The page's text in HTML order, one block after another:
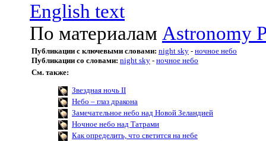
English text
По материалам Astronomy
Публикации с ключевыми словами: night sky - ночное небо
Публикации со словами: night sky - ночное небо
См. также:
Звездная ночь II
Небо – глаз дракона
Замечательное небо над Новой Зеландией
Ночное небо над Татрами
Как определить, что светится на небе